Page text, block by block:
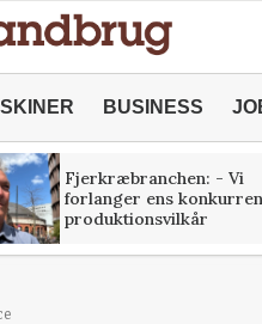
BUSINESS
Fjerkræbranchen: - Vi
forlanger ens
produktionsvilkår